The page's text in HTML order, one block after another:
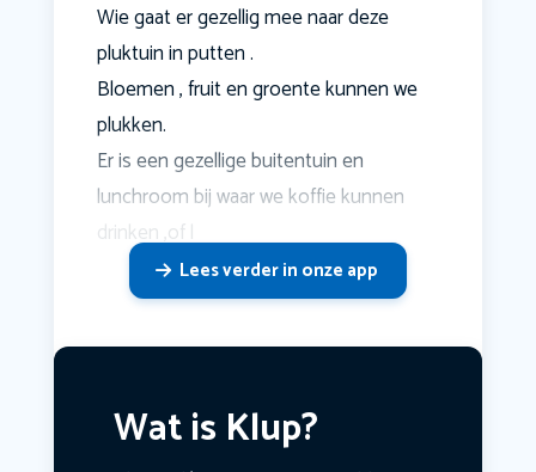
Wie gaat er gezellig mee naar deze
pluktuin in putten .
Bloemen , fruit en groente kunnen we
plukken.
Er is een gezellige buitentuin en
lunchroom bij waar we koffie kunnen
drinken ,of l
Lees verder in onze app
Wat is Klup?